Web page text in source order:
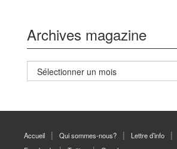
Archives magazine
Archives
magazine
Accueil Qui sommes-nous? Lettre d’info